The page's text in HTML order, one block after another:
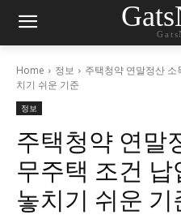
Home 정보
주택청약 연말정산
치기 쉬운 기준
정보
주택청약 연말
무주택 조건
놓치기 쉬운 기